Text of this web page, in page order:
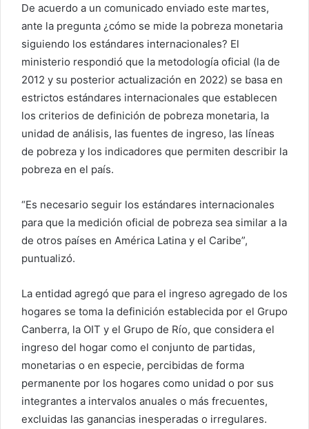
c
t
r
ó
n
i
c
De acuerdo a un comunicado enviado este martes,
ante la pregunta ¿cómo se mide la pobreza monetaria
siguiendo los estándares internacionales? El
ministerio respondió que la metodología oficial (la de
2012 y su posterior actualización en 2022) se basa en
estrictos estándares internacionales que establecen
los criterios de definición de pobreza monetaria, la
unidad de análisis, las fuentes de ingreso, las líneas
de pobreza y los indicadores que permiten describir la
pobreza en el país.
“Es necesario seguir los estándares internacionales
para que la medición oficial de pobreza sea similar a la
de otros países en América Latina y el Caribe”,
puntualizó.
La entidad agregó que para el ingreso agregado de los
hogares se toma la definición establecida por el Grupo
Canberra, la OIT y el Grupo de Río, que considera el
ingreso del hogar como el conjunto de partidas,
monetarias o en especie, percibidas de forma
permanente por los hogares como unidad o por sus
integrantes a intervalos anuales o más frecuentes,
excluidas las ganancias inesperadas o irregulares.